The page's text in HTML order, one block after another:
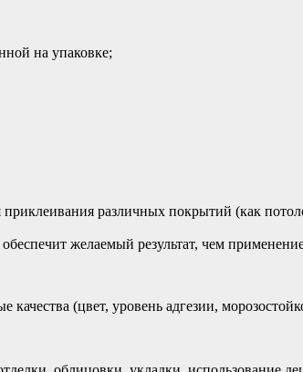
на упаковке;
различных покрытий (как
желаемый результат, чем
(цвет, уровень адгезии,